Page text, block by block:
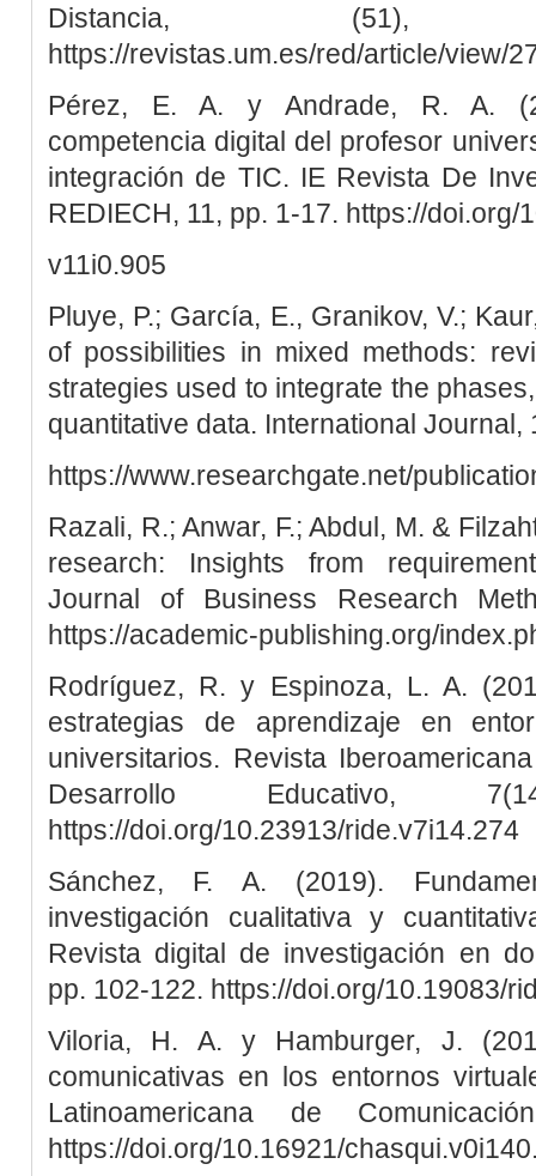
Distancia,
https://revistas.um.es/red/article/view/
Pérez, E. A. y Andrade, R. A.
competencia digital del profesor
integración de TIC. IE Revista De
REDIECH, 11, pp. 1-17. https://
v11i0.905
Pluye, P.; García, E., Granikov, V.;
of possibilities in mixed methods:
strategies used to integrate the
quantitative data. International Journal,
https://www.researchgate.net/
Razali, R.; Anwar, F.; Abdul, M. &
research: Insights from
Journal of Business Research
https://academic-publishing.org/
Rodríguez, R. y Espinoza, L. A.
estrategias de aprendizaje en
universitarios. Revista
Desarrollo Educativo,
https://doi.org/10.23913/ride.v7i14.274
Sánchez, F. A. (2019).
investigación cualitativa y
Revista digital de investigación en
pp. 102-122. https://doi.org/10.19083/
Viloria, H. A. y Hamburger, J.
comunicativas en los entornos
Latinoamericana de
https://doi.org/10.16921/